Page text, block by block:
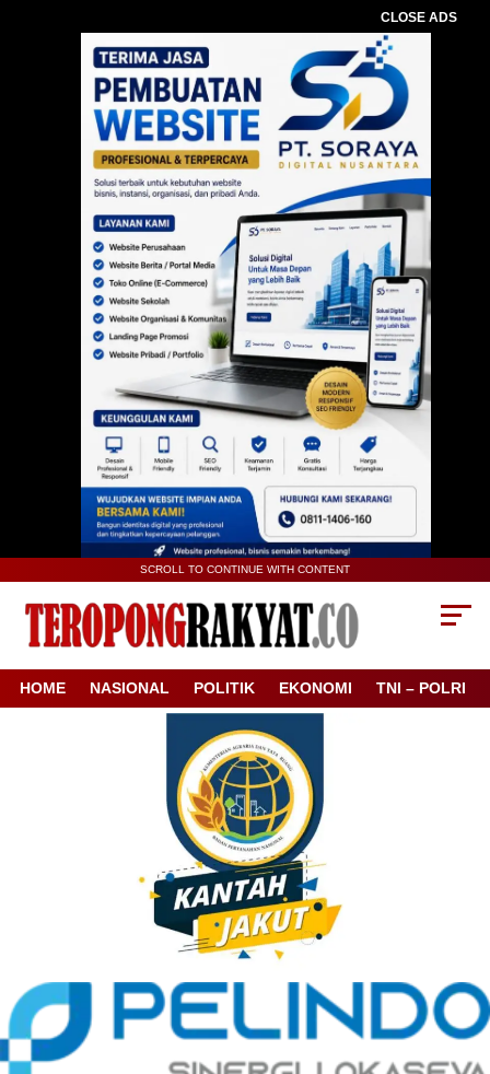
CLOSE ADS
SCROLL TO CONTINUE WITH CONTENT
HOME NASIONAL POLITIK EKONOMI TNI – POLRI